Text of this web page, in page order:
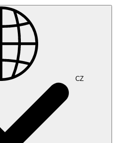
CZ